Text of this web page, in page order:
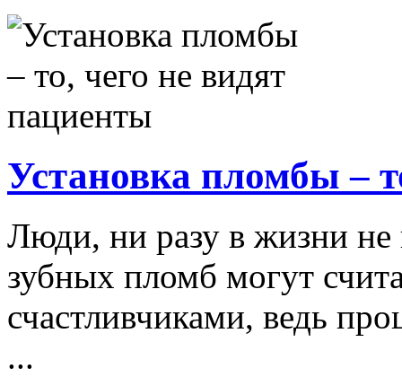
Установка пломбы –
Люди, ни разу в жизни не
зубных пломб могут
счастливчиками, ведь
...